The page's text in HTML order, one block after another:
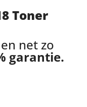
Toner
en net zo
garantie.